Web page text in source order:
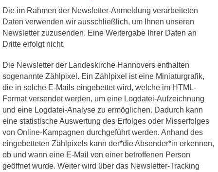
Die im Rahmen der Newsletter-Anmeldung verarbeiteten
Daten verwenden wir ausschließlich, um Ihnen unseren
Newsletter zuzusenden. Eine Weitergabe Ihrer Daten an
Dritte erfolgt nicht.
Die Newsletter der Landeskirche Hannovers enthalten
sogenannte Zählpixel. Ein Zählpixel ist eine Miniaturgrafik,
die in solche E-Mails eingebettet wird, welche im HTML-
Format versendet werden, um eine Logdatei-Aufzeichnung
und eine Logdatei-Analyse zu ermöglichen. Dadurch kann
eine statistische Auswertung des Erfolges oder Misserfolges
von Online-Kampagnen durchgeführt werden. Anhand des
eingebetteten Zählpixels kann der*die Absender*in erkennen,
ob und wann eine E-Mail von einer betroffenen Person
geöffnet wurde. Weiter wird über das Newsletter-Tracking